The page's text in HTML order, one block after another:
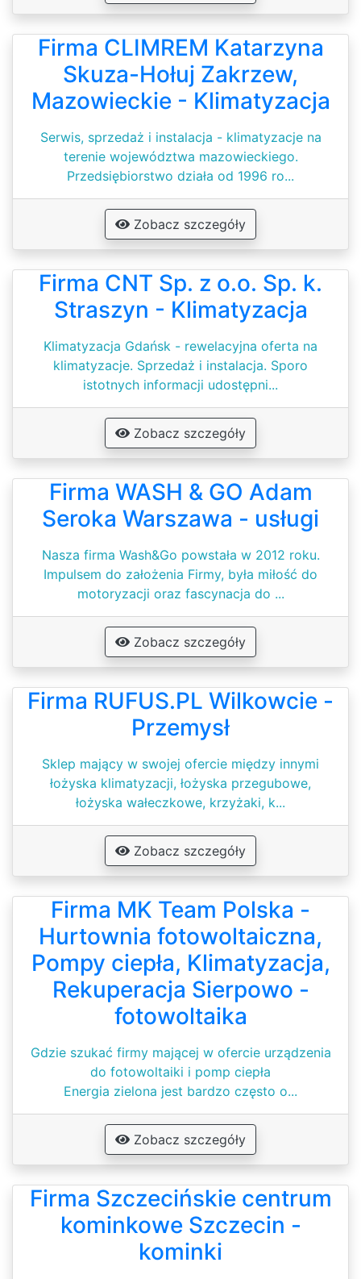
Firma CLIMREM Katarzyna
Skuza-Hołuj Zakrzew,
Mazowieckie - Klimatyzacja
Serwis, sprzedaż i instalacja - klimatyzacje na
terenie województwa mazowieckiego.
Przedsiębiorstwo działa od 1996 ro...
Zobacz szczegóły
Firma CNT Sp. z o.o. Sp. k.
Straszyn - Klimatyzacja
Klimatyzacja Gdańsk - rewelacyjna oferta na
klimatyzacje. Sprzedaż i instalacja. Sporo
istotnych informacji udostępni...
Zobacz szczegóły
Firma WASH & GO Adam
Seroka Warszawa - usługi
Nasza firma Wash&Go powstała w 2012 roku.
Impulsem do założenia Firmy, była miłość do
motoryzacji oraz fascynacja do ...
Zobacz szczegóły
Firma RUFUS.PL Wilkowcie -
Przemysł
Sklep mający w swojej ofercie między innymi
łożyska klimatyzacji, łożyska przegubowe,
łożyska wałeczkowe, krzyżaki, k...
Zobacz szczegóły
Firma MK Team Polska -
Hurtownia fotowoltaiczna,
Pompy ciepła, Klimatyzacja,
Rekuperacja Sierpowo -
fotowoltaika
Gdzie szukać firmy mającej w ofercie urządzenia
do fotowoltaiki i pomp ciepła
Energia zielona jest bardzo często o...
Zobacz szczegóły
Firma Szczecińskie centrum
kominkowe Szczecin -
kominki